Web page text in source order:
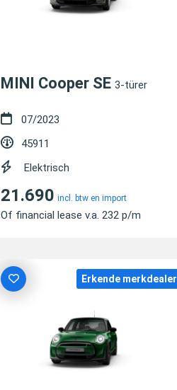
MINI Cooper SE 3-türer
07/2023
45911
Elektrisch
21.690 incl. btw en import
Of financial lease v.a. 232 p/m
Erkende merkdealer